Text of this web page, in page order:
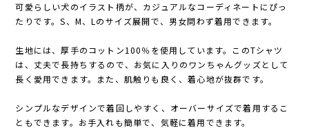
可愛らしい犬のイラスト柄が、カジュアルなコーディネートにぴっ
たりです。S、M、Lのサイズ展開で、男女問わず着用できます。
生地には、厚手のコットン100％を使用しています。このTシャツ
は、丈夫で長持ちするので、お気に入りのワンちゃんグッズとして
長く愛用できます。また、肌触りも良く、着心地が抜群です。
シンプルなデザインで着回しやすく、オーバーサイズで着用するこ
ともできます。お手入れも簡単で、気軽に着用できます。